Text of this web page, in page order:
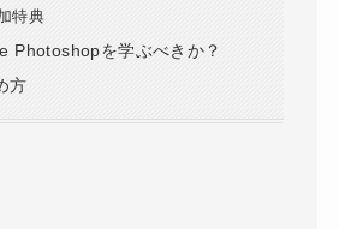
特典
Photoshopを学ぶべきか？
方